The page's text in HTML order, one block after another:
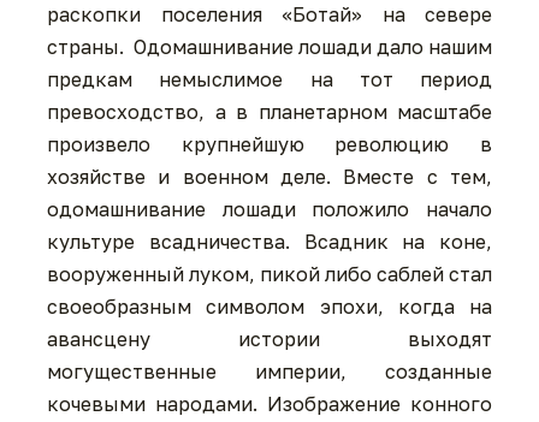
раскопки поселения «Ботай» на севере
страны. Одомашнивание лошади дало нашим
предкам немыслимое на тот период
превосходство, а в планетарном масштабе
произвело крупнейшую революцию в
хозяйстве и военном деле. Вместе с тем,
одомашнивание лошади положило начало
культуре всадничества. Всадник на коне,
вооруженный луком, пикой либо саблей стал
своеобразным символом эпохи, когда на
авансцену истории выходят
могущественные империи, созданные
кочевыми народами. Изображение конного